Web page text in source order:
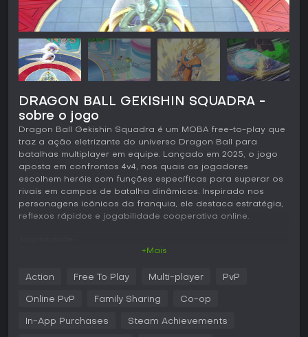
DRAGON BALL GEKISHIN SQUADRA -
sobre o jogo
Dragon Ball Gekishin Squadra é um MOBA free-to-play que
traz a ação eletrizante do universo Dragon Ball para
batalhas multiplayer em equipe. Lançado em 2025, o jogo
aposta em confrontos 4v4, nos quais os jogadores
escolhem heróis com funções específicas para superar os
rivais em campos de batalha dinâmicos. Inspirado nos
personagens icônicos da franquia, ele destaca estratégia,
reflexos rápidos e jogabilidade cooperativa online.
outro esquadrão em partidas com objetivos claros. Cada
herói se encaixa em uma de três funções: Damage para
o espaço, ou Technical para apoiar aliados e atrapalhar
+Mais
Action Free To Play Multi-player PvP
Online PvP Family Sharing Co-op
In-App Purchases Steam Achievements